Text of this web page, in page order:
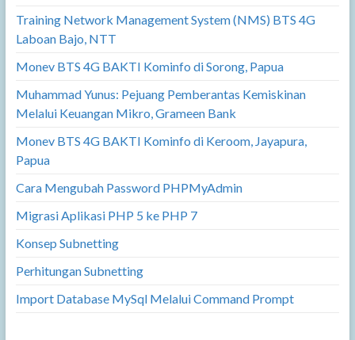
Training Network Management System (NMS) BTS 4G
Laboan Bajo, NTT
Monev BTS 4G BAKTI Kominfo di Sorong, Papua
Muhammad Yunus: Pejuang Pemberantas Kemiskinan
Melalui Keuangan Mikro, Grameen Bank
Monev BTS 4G BAKTI Kominfo di Keroom, Jayapura,
Papua
Cara Mengubah Password PHPMyAdmin
Migrasi Aplikasi PHP 5 ke PHP 7
Konsep Subnetting
Perhitungan Subnetting
Import Database MySql Melalui Command Prompt